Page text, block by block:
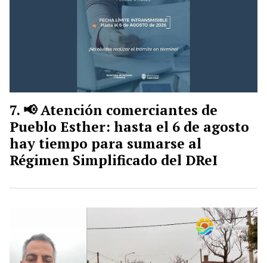
📢 Atención comerciantes de
Pueblo Esther: hasta el 6 de agosto
hay tiempo para sumarse al
Régimen Simplificado del DReI